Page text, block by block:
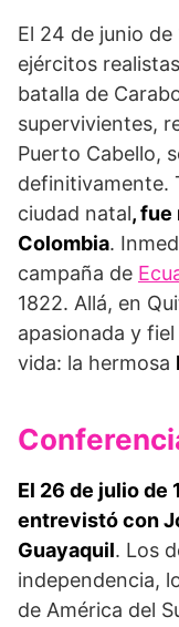
El 24 de junio
ejércitos
batalla de
supervivientes,
Puerto Cabello,
definitivamente.
ciudad natal, fue
Colombia.
campaña de
1822. Allá, en
apasionada y
vida: la hermosa
El 26 de julio de
entrevistócon
Guayaquil. Los
independencia,
de América del